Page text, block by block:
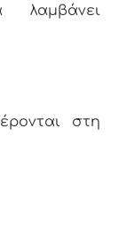
λαμβάνει
στη